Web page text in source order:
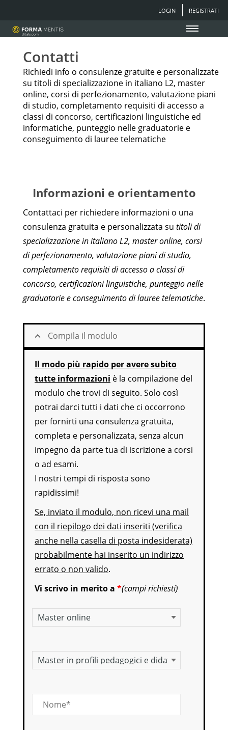
LOGIN REGISTRATI
Contatti
Richiedi info o consulenze gratuite e personalizzate
su titoli di specializzazione in italiano L2, master
online, corsi di perfezionamento, valutazione piani
di studio, completamento requisiti di accesso a
classi di concorso, certificazioni linguistiche ed
informatiche, punteggio nelle graduatorie e
conseguimento di lauree telematiche
Informazioni e orientamento
Contattaci per richiedere informazioni o una
consulenza gratuita e personalizzata su titoli di
specializzazione in italiano L2, master online, corsi
di perfezionamento, valutazione piani di studio,
completamento requisiti di accesso a classi di
concorso, certificazioni linguistiche, punteggio nelle
graduatorie e conseguimento di lauree telematiche.
Compila il modulo
Il modo più rapido per avere subito
tutte informazioni è la compilazione del
modulo che trovi di seguito. Solo così
potrai darci tutti i dati che ci occorrono
per fornirti una consulenza gratuita,
completa e personalizzata, senza alcun
impegno da parte tua di iscrizione a corsi
o ad esami.
I nostri tempi di risposta sono
rapidissimi!
Se, inviato il modulo, non ricevi una mail
con il riepilogo dei dati inseriti (verifica
anche nella casella di posta indesiderata)
probabilmente hai inserito un indirizzo
errato o non valido.
Vi scrivo in merito a *(campi richiesti)